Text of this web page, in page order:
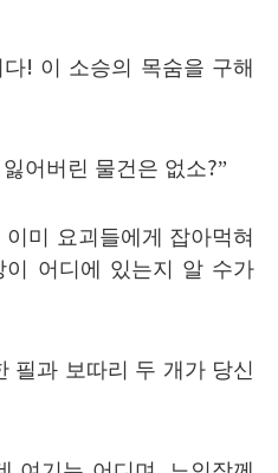
다! 이 소승의 목숨을 구해
어버린 물건은 없소?”
미 요괴들에게 잡아먹혀
이 어디에 있는지 알 수가
필과 보따리 두 개가 당신